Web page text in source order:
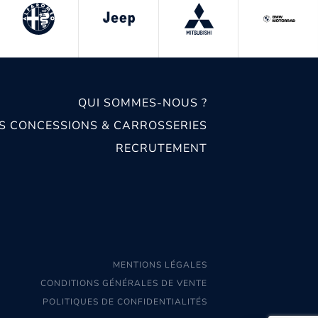
QUI SOMMES-NOUS ?
CONCESSIONS & CARROSSERIES
RECRUTEMENT
MENTIONS LÉGALES
CONDITIONS GÉNÉRALES DE VENTE
POLITIQUES DE CONFIDENTIALITÉS